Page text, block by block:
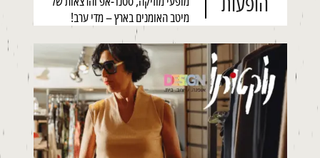
מיטב האומנים בארץ – מדי ערב!